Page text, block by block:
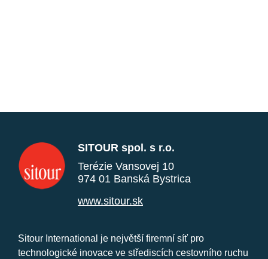
SITOUR spol. s r.o.
Terézie Vansovej 10
974 01 Banská Bystrica
www.sitour.sk
Sitour International je největší firemní síť pro
technologické inovace ve střediscích cestovního ruchu